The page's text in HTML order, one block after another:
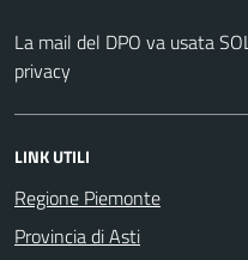
La mail del DPO va usata
privacy
LINK UTILI
Regione Piemonte
Provincia di Asti